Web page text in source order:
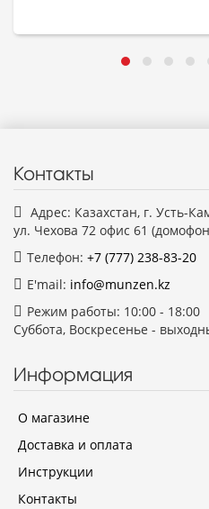
Контакты
Адрес: Казахстан, г. Усть-
ул. Чехова 72 офис 61
Телефон: +7 (777) 238-83-20
E'mail: info@munzen.kz
Режим работы: 10:00 - 18:00
Суббота, Воскресенье -
Информация
О магазине
Доставка и оплата
Инструкции
Контакты